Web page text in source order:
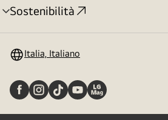
Sostenibilità
Attivazione
Italia, Italiano